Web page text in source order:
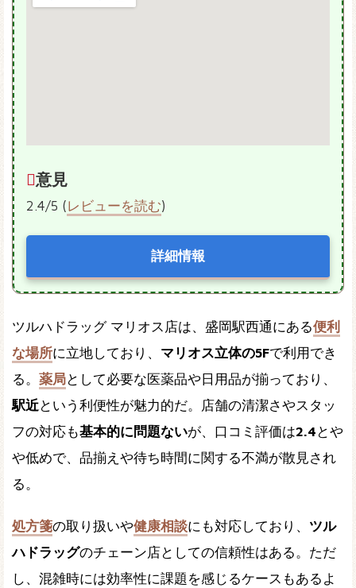
意見
2.4/5 (レビューを読む)
詳細情報
ツルハドラッグ マリオス店は、盛岡駅西通にある便利
な場所に立地しており、 マリオス立体の5Fで利用でき
る。 薬局として必要な医薬品や日用品が揃っており、
駅近という利便性が魅力的だ。店舗の清潔さやスタッ
フの対応も基本的に問題ないが、口コミ評価は2.4 とや
や低めで、品揃えや待ち時間に関する不満が散見され
る。
処方箋の取り扱いや健康相談にも対応しており、 ツル
ハドラッグのチェーン店としての信頼性はある。ただ
し、混雑時には効率性に課題を感じるケースもあるよ